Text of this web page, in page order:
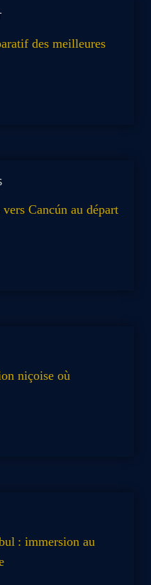
des meilleures
Cancún au départ
niçoise où
: immersion au